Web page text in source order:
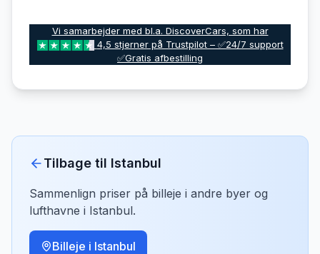
Vi samarbejder med bl.a. DiscoverCars, som har
4,5 stjerner på Trustpilot – ✅24/7 support
✅Gratis afbestilling
Tilbage til Istanbul
Sammenlign priser på billeje i andre byer og
lufthavne i Istanbul.
Billeje i Istanbul